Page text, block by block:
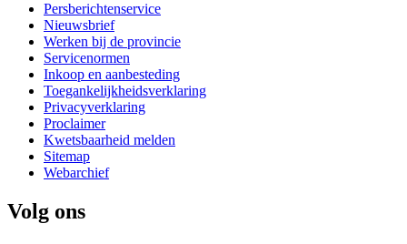
Persberichtenservice
Nieuwsbrief
Werken bij de provincie
Servicenormen
Inkoop en aanbesteding
Toegankelijkheidsverklaring
Privacyverklaring
Proclaimer
Kwetsbaarheid melden
Sitemap
Webarchief
Volg ons